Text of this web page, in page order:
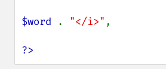
$word
. "</i>" ,
?>